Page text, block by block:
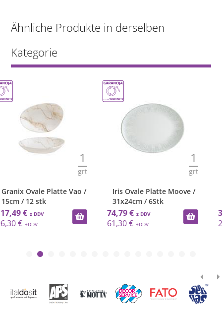
Ähnliche Produkte in derselben
Kategorie
Iris Ovale Platte Moove /
31x24cm / 6Stk
74,79 €
61,30 €
Delta Flacher Teller / 28cm
/ 6Stk.
36,56 €
29,97 €